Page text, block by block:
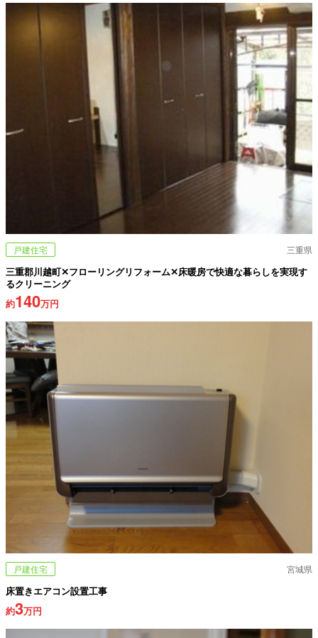
戸建住宅 三重県
三重郡川越町✕フローリングリフォーム✕床暖房で快適な暮らしを実現す
るクリーニング
約140万円
戸建住宅 宮城県
床置きエアコン設置工事
約3万円